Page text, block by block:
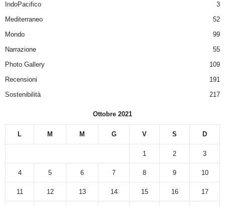
IndoPacifico
3
Mediterraneo
52
Mondo
99
Narrazione
55
Photo Gallery
109
Recensioni
191
Sostenibilità
217
Ottobre 2021
L M M G V S D
1 2 3
4 5 6 7 8 9 10
11 12 13 14 15 16 17